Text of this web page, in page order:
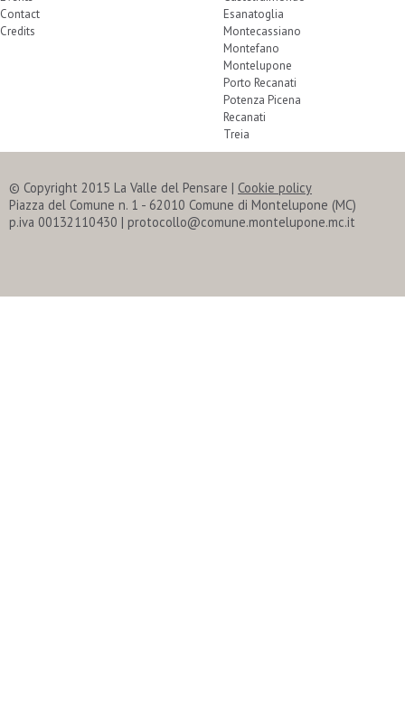
Contact
Credits
Esanatoglia
Montecassiano
Montefano
Montelupone
Porto Recanati
Potenza Picena
Recanati
Treia
© Copyright 2015 La Valle del Pensare | Cookie policy
Piazza del Comune n. 1 - 62010 Comune di Montelupone (MC)
p.iva 00132110430 | protocollo@comune.montelupone.mc.it